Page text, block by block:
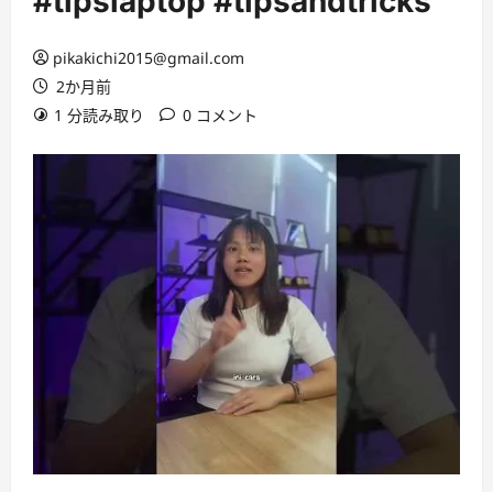
pikakichi2015@gmail.com
2か月前
1 分読み取り
0 コメント